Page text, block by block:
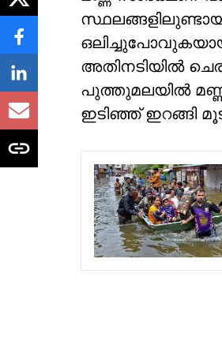
സ്ഥലങ്ങളിലുണ്ടായ
അതിനടിയില്‍
പുത്തുമലയില്‍
ഇടിഞ്ഞ് ഇറങ്ങി